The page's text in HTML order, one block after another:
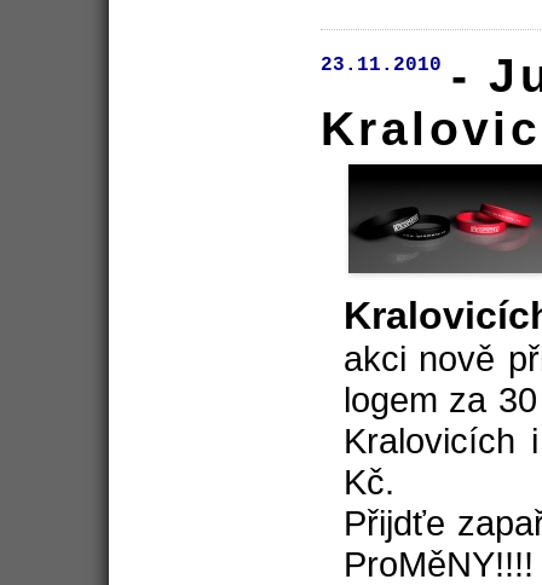
23.11.2010 -
akci nově
logem za
Kralovicích
Kč.
Přijdťe